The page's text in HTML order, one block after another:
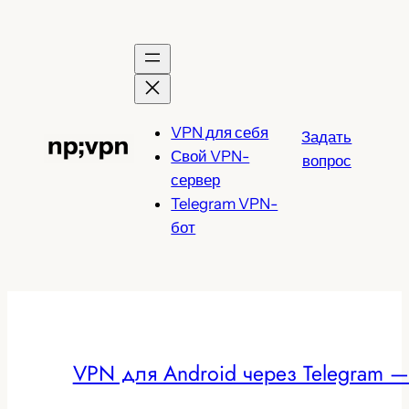
VPN для себя
Свой VPN-
сервер
Telegram VPN-
бот
Задать
вопрос
VPN для Android через Telegram